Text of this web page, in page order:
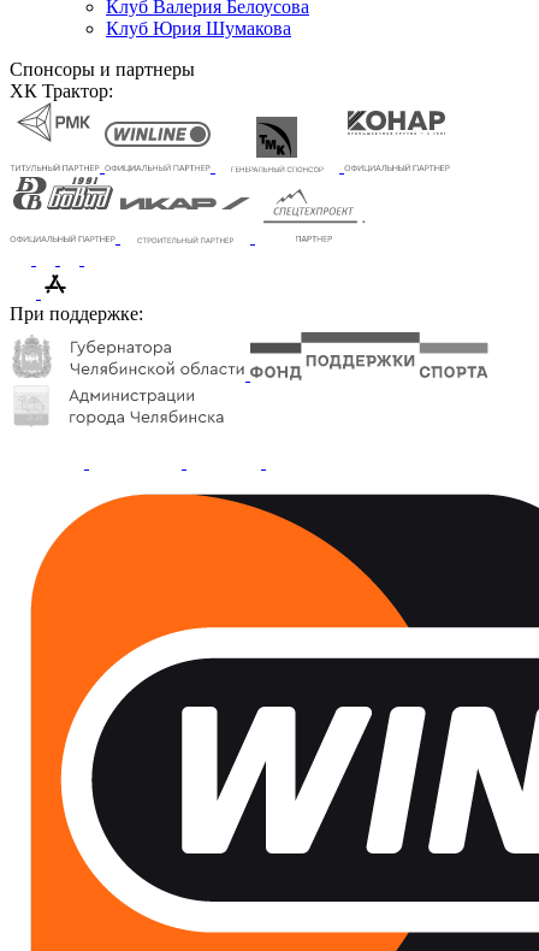
Клуб Валерия Белоусова
Клуб Юрия Шумакова
Спонсоры и партнеры
ХК Трактор:
При поддержке: